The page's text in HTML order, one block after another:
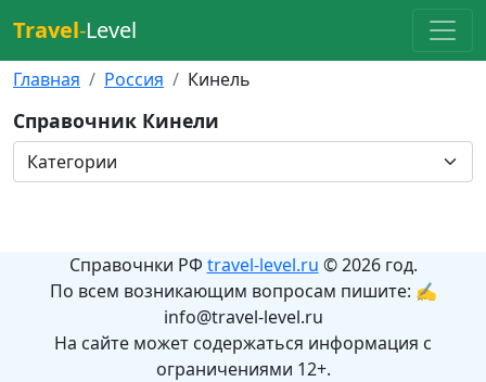
Travel-Level
Главная Россия Кинель
Справочник Кинели
Справочнки РФ travel-level.ru © 2026 год.
По всем возникающим вопросам пишите: ✍
info@travel-level.ru
На сайте может содержаться информация с
ограничениями 12+.